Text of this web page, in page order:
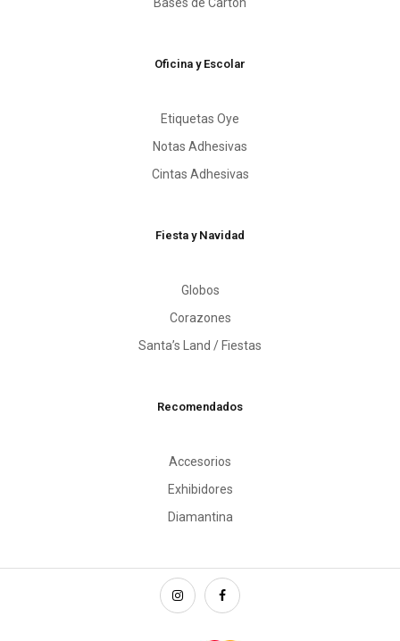
Oficina y Escolar
Etiquetas Oye
Notas Adhesivas
Cintas Adhesivas
Fiesta y Navidad
Globos
Corazones
Santa’s Land / Fiestas
Recomendados
Accesorios
Exhibidores
Diamantina